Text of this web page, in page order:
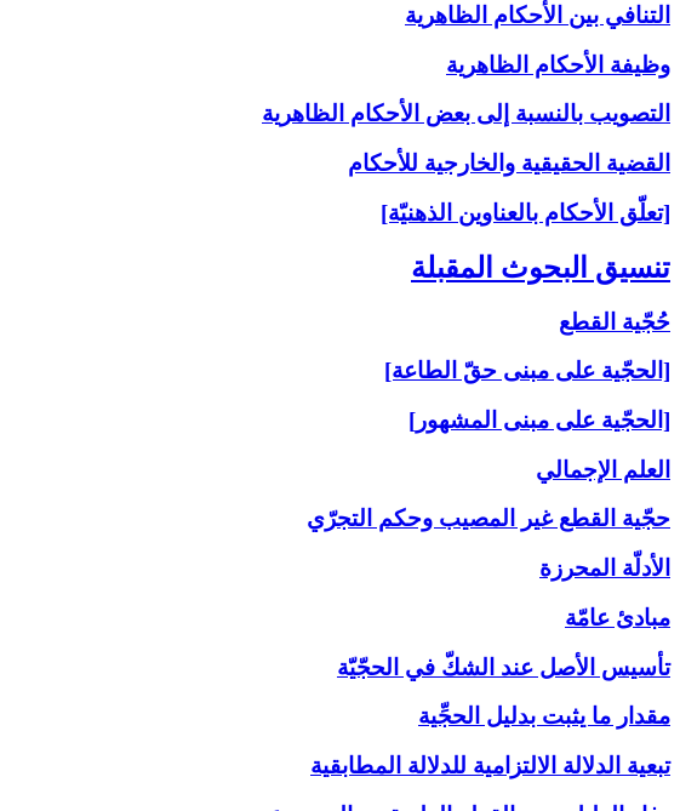
التنافي بين الأحكام الظاهرية
وظيفة الأحكام الظاهرية
التصويب بالنسبة إلى‏ بعض الأحكام الظاهرية
القضية الحقيقية والخارجية للأحكام
[تعلّق الأحكام بالعناوين الذهنيّة]
تنسيق البحوث المقبلة
حُجّية القطع
[الحجّية على مبنى حقّ الطاعة]
[الحجّية على مبنى المشهور]
العلم الإجمالي
حجّية القطع غير المصيب وحكم التجرّي
الأدلّة المحرزة
مبادئ عامّة
تأسيس الأصل عند الشكّ في الحجّيّة
مقدار ما يثبت بدليل الحجِّية
تبعية الدلالة الالتزامية للدلالة المطابقية